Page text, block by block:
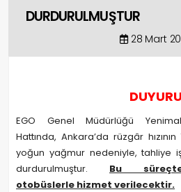
DURDURULMUŞTUR
28 Mart
DUYURU
EGO Genel Müdürlüğü
Hattında, Ankara’da rüzgâr
yoğun yağmur nedeniyle, tahliye
durdurulmuştur. Bu süreçte
otobüslerle hizmet verilecektir.